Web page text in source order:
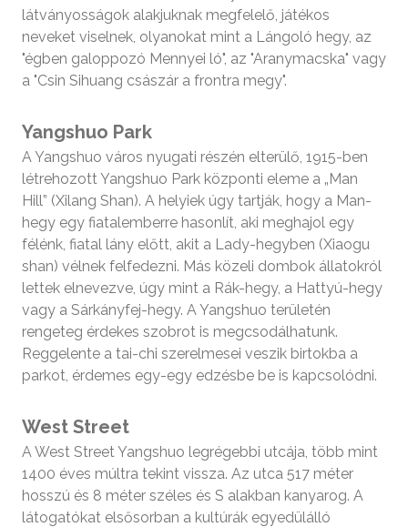
látványosságok alakjuknak megfelelő, játékos
neveket viselnek, olyanokat mint a Lángoló hegy, az
"égben galoppozó Mennyei ló", az "Aranymacska" vagy
a "Csin Sihuang császár a frontra megy".
Yangshuo Park
A Yangshuo város nyugati részén elterülő, 1915-ben
létrehozott Yangshuo Park központi eleme a „Man
Hill” (Xilang Shan). A helyiek úgy tartják, hogy a Man-
hegy egy fiatalemberre hasonlít, aki meghajol egy
félénk, fiatal lány előtt, akit a Lady-hegyben (Xiaogu
shan) vélnek felfedezni. Más közeli dombok állatokról
lettek elnevezve, úgy mint a Rák-hegy, a Hattyú-hegy
vagy a Sárkányfej-hegy. A Yangshuo területén
rengeteg érdekes szobrot is megcsodálhatunk.
Reggelente a tai-chi szerelmesei veszik birtokba a
parkot, érdemes egy-egy edzésbe be is kapcsolódni.
West Street
A West Street Yangshuo legrégebbi utcája, több mint
1400 éves múltra tekint vissza. Az utca 517 méter
hosszú és 8 méter széles és S alakban kanyarog. A
látogatókat elsősorban a kultúrák egyedülálló